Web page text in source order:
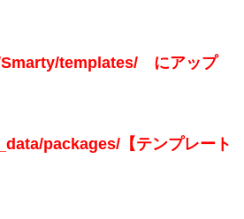
Smarty/templates/ にアップ
packages/【テンプレート